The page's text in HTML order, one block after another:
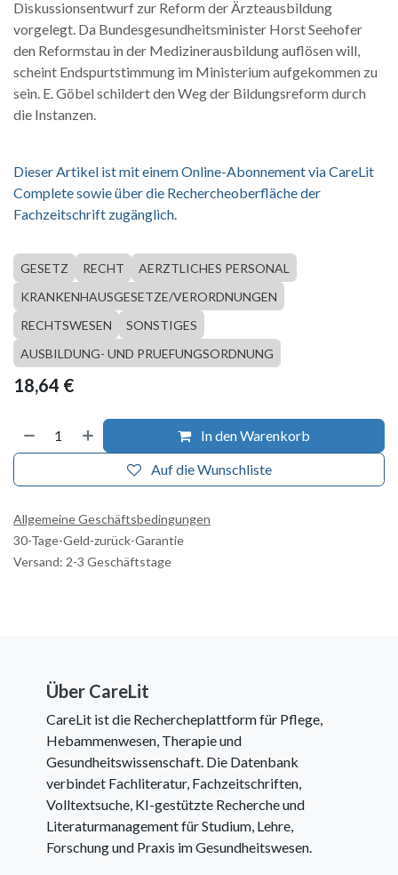
Diskussionsentwurf zur Reform der Ärzteausbildung
vorgelegt. Da Bundesgesundheitsminister Horst Seehofer
den Reformstau in der Medizinerausbildung auflösen will,
scheint Endspurtstimmung im Ministerium aufgekommen zu
sein. E. Göbel schildert den Weg der Bildungsreform durch
die Instanzen.
Dieser Artikel ist mit einem Online-Abonnement via CareLit
Complete sowie über die Rechercheoberfläche der
Fachzeitschrift zugänglich.
GESETZ RECHT
AERZTLICHES PERSONAL
KRANKENHAUSGESETZE/VERORDNUNGEN
RECHTSWESEN
SONSTIGES
AUSBILDUNG- UND PRUEFUNGSORDNUNG
18,64 €
In den Warenkorb
Auf die Wunschliste
Allgemeine Geschäftsbedingungen
30-Tage-Geld-zurück-Garantie
Versand: 2-3 Geschäftstage
Über CareLit
CareLit ist die Rechercheplattform für Pflege,
Hebammenwesen, Therapie und
Gesundheitswissenschaft. Die Datenbank
verbindet Fachliteratur, Fachzeitschriften,
Volltextsuche, KI-gestützte Recherche und
Literaturmanagement für Studium, Lehre,
Forschung und Praxis im Gesundheitswesen.